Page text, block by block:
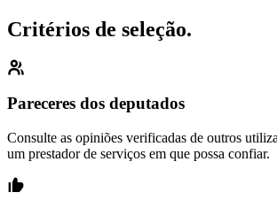
Critérios de seleção.
Pareceres dos deputados
Consulte as opiniões verificadas de outros
um prestador de serviços em que possa confiar.